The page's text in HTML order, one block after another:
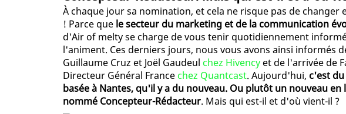
À chaque jour sa nomination, et cela ne risque pas de changer
! Parce que le secteur du marketing et de la communication
d'Air of melty se charge de vous tenir quotidiennement
l'animent. Ces derniers jours, nous vous avons ainsi informés
Guillaume Cruz et Joël Gaudeul chez Hivency et de l'arrivée de
Directeur Général France chez Quantcast. Aujourd'hui, c'est
basée à Nantes, qu'il y a du nouveau. Ou plutôt un nouveau
nommé Concepteur-Rédacteur. Mais qui est-il et d'où vient-il ?